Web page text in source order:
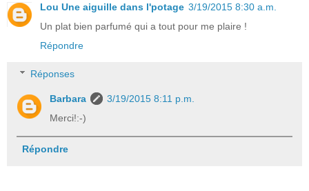
Lou Une aiguille dans l'potage 3/19/2015 8:30 a.m.
Un plat bien parfumé qui a tout pour me plaire !
Répondre
Réponses
Barbara
3/19/2015 8:11 p.m.
Merci!:-)
Répondre